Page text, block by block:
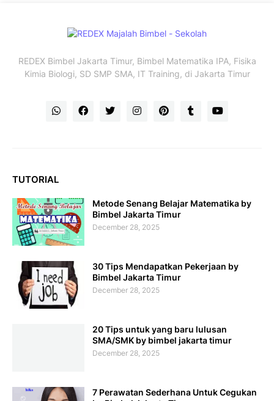
REDEX Bimbel Jakarta Timur, Bimbel Matematika IPA, Fisika
Kimia Biologi, SD SMP SMA, IT Training, di Jakarta Timur
TUTORIAL
Metode Senang Belajar Matematika by
Bimbel Jakarta Timur
December 28, 2025
30 Tips Mendapatkan Pekerjaan by
Bimbel Jakarta Timur
December 28, 2025
20 Tips untuk yang baru lulusan
SMA/SMK by bimbel jakarta timur
December 28, 2025
7 Perawatan Sederhana Untuk Cegukan